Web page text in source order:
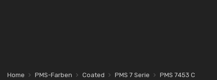
Home PMS-Farben Coated PMS 7 Serie PMS 7453 C